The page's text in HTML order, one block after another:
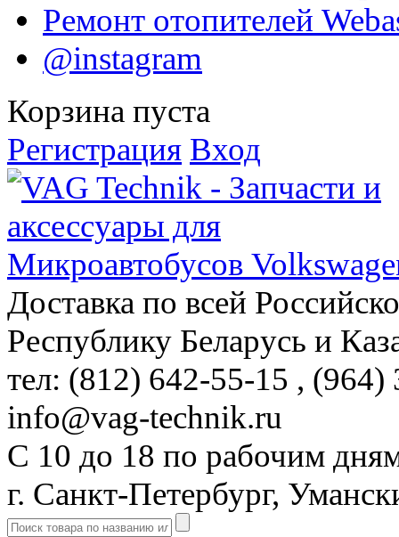
Ремонт отопителей
@instagram
Корзина пуста
Регистрация Вход
Доставка по всей
Республику Беларусь и
тел: (812) 642-55-15 , (964)
info@vag-technik.ru
С 10 до 18 по рабочим
г. Санкт-Петербург,